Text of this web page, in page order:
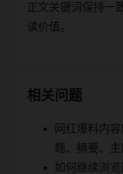
正文关键词保持一
读价值。
相关问题
网红爆料内
题、摘要、主
如何继续浏览